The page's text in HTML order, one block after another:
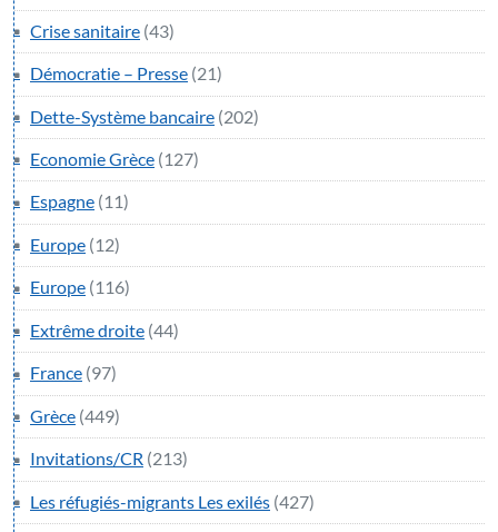
Crise sanitaire (43)
Démocratie – Presse (21)
Dette-Système bancaire (202)
Economie Grèce (127)
Espagne (11)
Europe (12)
Europe (116)
Extrême droite (44)
France (97)
Grèce (449)
Invitations/CR (213)
Les réfugiés-migrants Les exilés (427)